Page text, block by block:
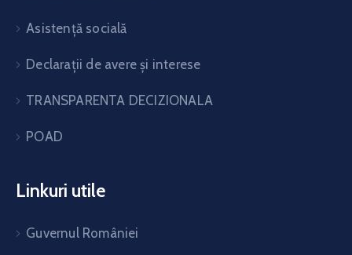
Asistență socială
Declarații de avere și interese
TRANSPARENTA DECIZIONALA
POAD
Linkuri utile
Guvernul României